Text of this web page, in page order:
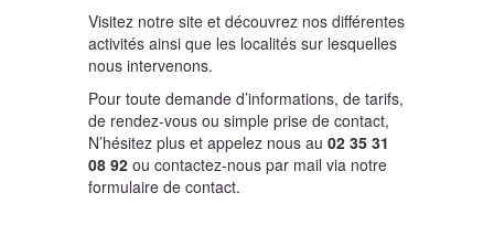
Visitez notre site et découvrez nos différentes
activités ainsi que les localités sur lesquelles
nous intervenons.
Pour toute demande d’informations, de tarifs,
de rendez-vous ou simple prise de contact,
N’hésitez plus et appelez nous au 02 35 31
08 92 ou contactez-nous par mail via notre
formulaire de contact.